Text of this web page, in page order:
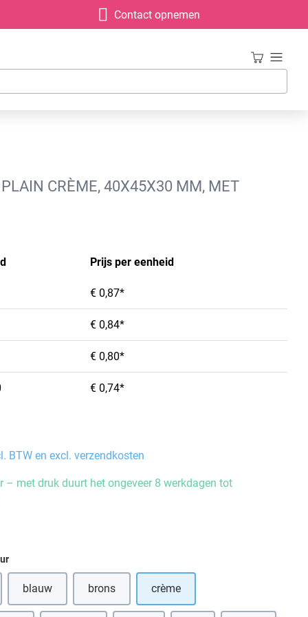
Contact opnemen
CRÈME, 40X45X30 MM, MET
Prijs per eenheid
€ 0,87*
€ 0,84*
€ 0,80*
€ 0,74*
BTW en excl. verzendkosten
– met druk duurt het ongeveer 8 werkdagen tot
is momenteel niet beschikbaar.)
blauw brons(Deze optie is momenteel niet beschikbaar.)
crème